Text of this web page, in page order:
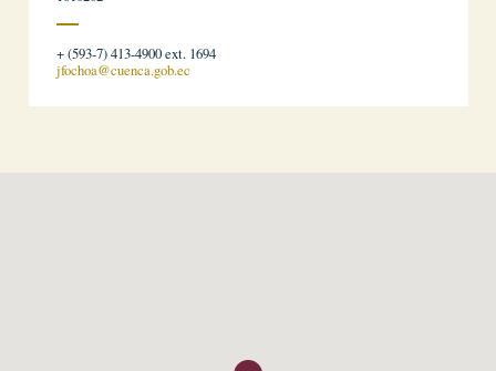
+ (593-7) 413-4900 ext. 1694
jfochoa@cuenca.gob.ec